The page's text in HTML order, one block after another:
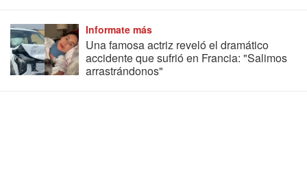
Informate más
Una famosa actriz reveló el dramático
accidente que sufrió en Francia: "Salimos
arrastrándonos"